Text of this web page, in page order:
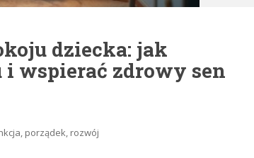
dziecka: jak
wspierać zdrowy sen
porządek, rozwój